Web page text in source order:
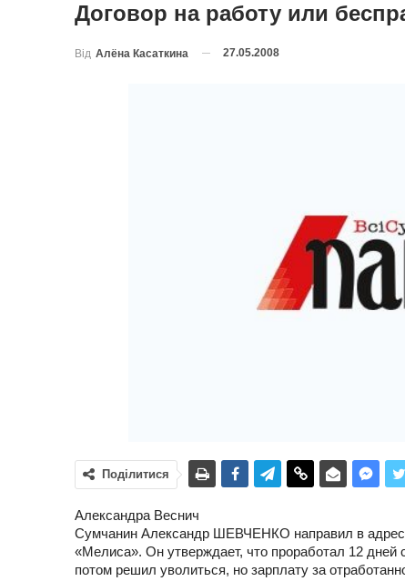
Договор на работу или
Від Алёна Касаткина 27.05.2008
Поділитися
Александра Веснич
Сумчанин Александр ШЕВЧЕНКО направил в
«Мелиса». Он утверждает, что проработал 12
потом решил уволиться, но зарплату за